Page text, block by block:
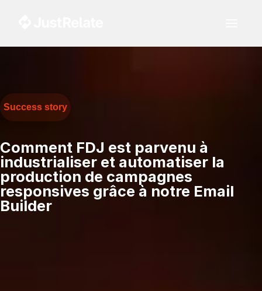
Success story
Comment FDJ est parvenu à
industrialiser et automatiser la
production de campagnes
responsives grâce à notre Email
Builder